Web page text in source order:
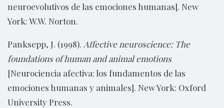
neuroevolutivos de las emociones humanas]. New
York: W.W. Norton.
Panksepp, J. (1998). Affective neuroscience: The
foundations of human and animal emotions
[Neurociencia afectiva: los fundamentos de las
emociones humanas y animales]. New York: Oxford
University Press.